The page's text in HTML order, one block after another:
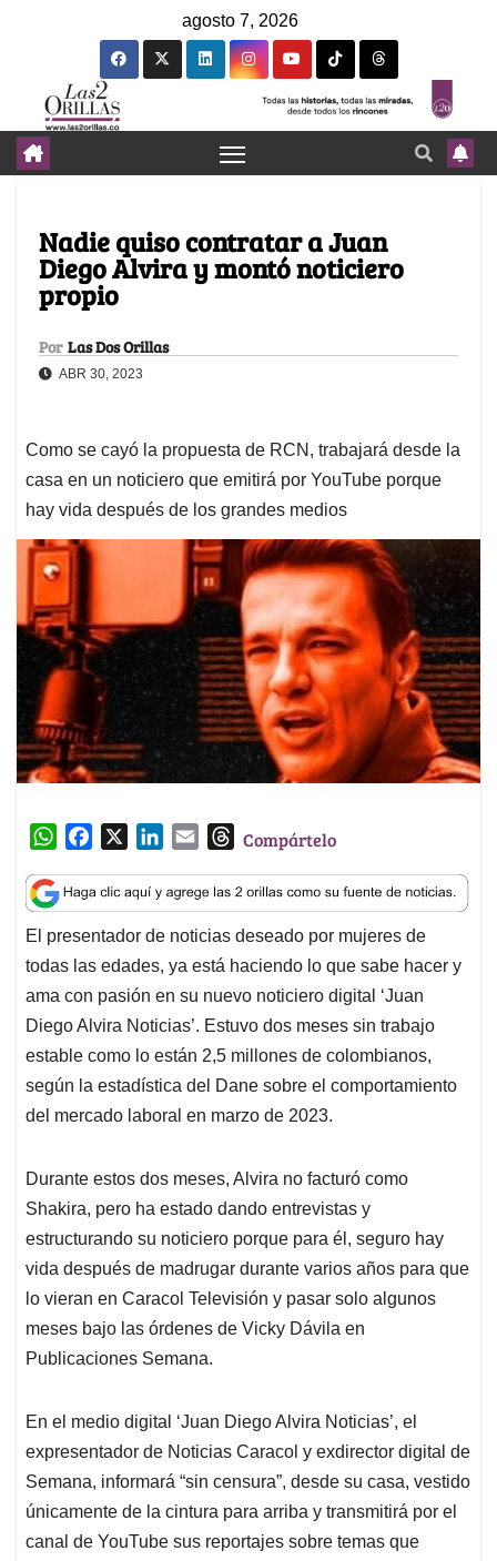
agosto 7, 2026
Nadie quiso contratar a Juan
Diego Alvira y montó noticiero
propio
Por Las Dos Orillas
ABR 30, 2023
Como se cayó la propuesta de RCN, trabajará desde la
casa en un noticiero que emitirá por YouTube porque
hay vida después de los grandes medios
W
a
t
s
A
p
p
c
e
b
o
o
k
n
k
e
d
I
n
a
i
l
T
r
e
a
d
s
Compártelo
El presentador de noticias deseado por mujeres de
todas las edades, ya está haciendo lo que sabe hacer y
ama con pasión en su nuevo noticiero digital ‘Juan
Diego Alvira Noticias’. Estuvo dos meses sin trabajo
estable como lo están 2,5 millones de colombianos,
según la estadística del Dane sobre el comportamiento
del mercado laboral en marzo de 2023.
Durante estos dos meses, Alvira no facturó como
Shakira, pero ha estado dando entrevistas y
estructurando su noticiero porque para él, seguro hay
vida después de madrugar durante varios años para que
lo vieran en Caracol Televisión y pasar solo algunos
meses bajo las órdenes de Vicky Dávila en
Publicaciones Semana.
En el medio digital ‘Juan Diego Alvira Noticias’, el
expresentador de Noticias Caracol y exdirector digital de
Semana, informará “sin censura”, desde su casa, vestido
únicamente de la cintura para arriba y transmitirá por el
canal de YouTube sus reportajes sobre temas que